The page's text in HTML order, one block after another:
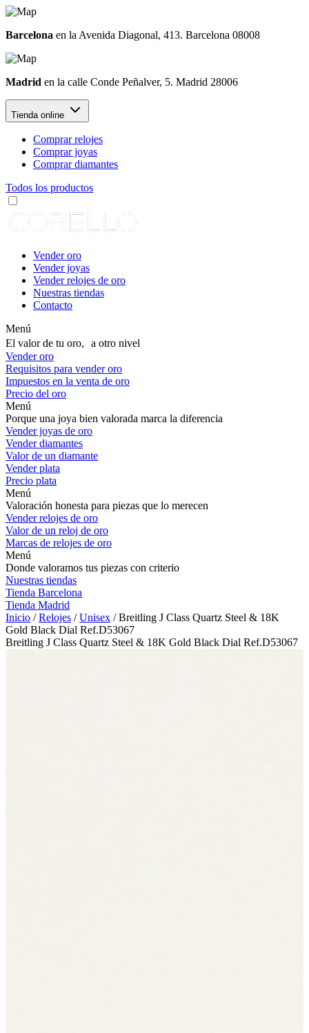
Barcelona en la Avenida Diagonal, 413. Barcelona 08008
Madrid en la calle Conde Peñalver, 5. Madrid 28006
Tienda online
Comprar relojes
Comprar joyas
Comprar diamantes
Todos los productos
Vender oro
Vender joyas
Vender relojes de oro
Nuestras tiendas
Contacto
Menú
El valor de tu oro, a otro nivel
Vender oro
Requisitos para vender oro
Impuestos en la venta de oro
Precio del oro
Menú
Porque una joya bien valorada marca la diferencia
Vender joyas de oro
Vender diamantes
Valor de un diamante
Vender plata
Precio plata
Menú
Valoración honesta para piezas que lo merecen
Vender relojes de oro
Valor de un reloj de oro
Marcas de relojes de oro
Menú
Donde valoramos tus piezas con criterio
Nuestras tiendas
Tienda Barcelona
Tienda Madrid
Inicio /Relojes /Unisex / Breitling J Class Quartz Steel & 18K
Gold Black Dial Ref.D53067
Breitling J Class Quartz Steel & 18K Gold Black Dial Ref.D53067